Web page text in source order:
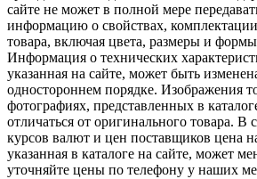
сайте не может в полной мере
информацию о свойствах,
товара, включая цвета, размеры и
Информация о технических
указанная на сайте, может быть
одностороннем порядке. Изображения
фотографиях, представленных в
отличаться от оригинального товара. В
курсов валют и цен поставщиков цена
указанная в каталоге на сайте, может
уточняйте цены по телефону у наших